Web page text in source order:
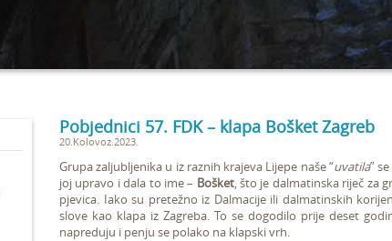
Pobjednici 57. FDK – klapa Bošket Zagreb
20.Kolovoz.2023.
Grupa zaljubljenika u iz raznih krajeva Lijepe naše “uvatila”
joj upravo i dala to ime – Bošket, što je dalmatinska riječ za
pjevica. Iako su pretežno iz Dalmacije ili dalmatinskih
slove kao klapa iz Zagreba. To se dogodilo prije deset
napreduju i penju se polako na klapski vrh.